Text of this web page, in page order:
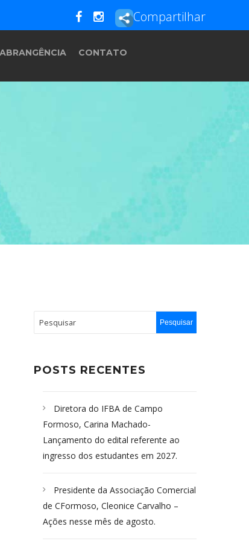
Compartilhar
ABRANGÊNCIA CONTATO
POSTS RECENTES
Diretora do IFBA de Campo
Formoso, Carina Machado-
Lançamento do edital referente ao
ingresso dos estudantes em 2027.
Presidente da Associação Comercial
de CFormoso, Cleonice Carvalho –
Ações nesse mês de agosto.